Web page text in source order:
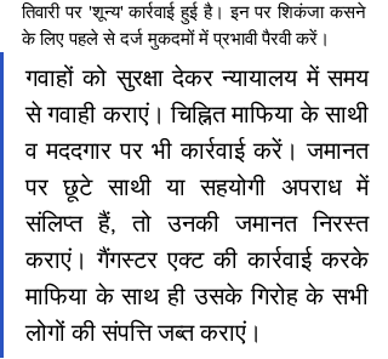
तिवारी पर 'शून्य' कार्रवाई हुई है। इन पर शिकंजा कसने
के लिए पहले से दर्ज मुकदमों में प्रभावी पैरवी करें।
गवाहों को सुरक्षा देकर न्यायालय में समय
से गवाही कराएं। चिह्नित माफिया के साथी
व मददगार पर भी कार्रवाई करें। जमानत
पर छूटे साथी या सहयोगी अपराध में
संलिप्त हैं, तो उनकी जमानत निरस्त
कराएं। गैंगस्टर एक्ट की कार्रवाई करके
माफिया के साथ ही उसके गिरोह के सभी
लोगों की संपत्ति जब्त कराएं।